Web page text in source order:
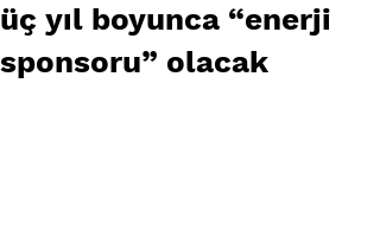
üç yıl boyunca “enerji
sponsoru” olacak